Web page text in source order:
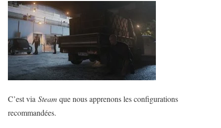
C’est via Steam que nous apprenons les configurations
recommandées.